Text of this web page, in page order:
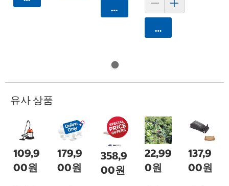
카트에 담기
카트에 담기
유사 상품
109,9
00원
179,9
00원
358,9
00원
22,99
0원
137,9
00원